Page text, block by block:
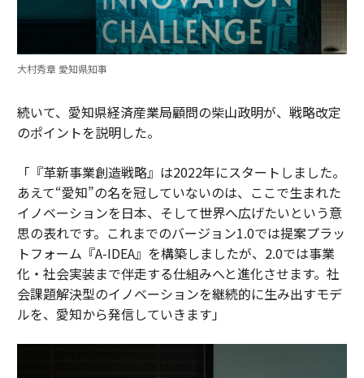
大村秀章 愛知県知事
続いて、愛知県経済産業局顧問の柴山政明が、戦略改定
のポイントを説明した。
「『革新事業創造戦略』は2022年にスタートしました。
あえて“愛知”の名を冠していないのは、ここで生まれた
イノベーションを日本、そして世界へ広げたいという意
思の表れです。これまでのバージョン1.0では提案プラッ
トフォーム『A-IDEA』を構築しましたが、2.0では事業
化・社会実装まで伴走する仕組みへと進化させます。社
会課題解決型のイノベーションを継続的に生み出すモデ
ルを、愛知から発信していきます」